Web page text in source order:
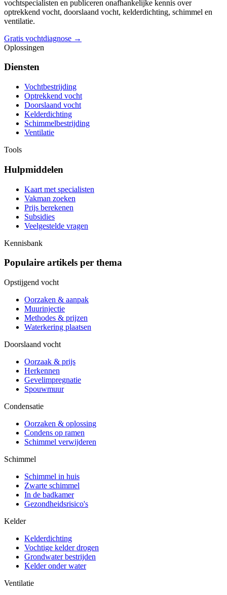
vochtspecialisten en publiceren onafhankelijke kennis over
optrekkend vocht, doorslaand vocht, kelderdichting, schimmel en
ventilatie.
Gratis vochtdiagnose →
Oplossingen
Diensten
Vochtbestrijding
Optrekkend vocht
Doorslaand vocht
Kelderdichting
Schimmelbestrijding
Ventilatie
Tools
Hulpmiddelen
Kaart met specialisten
Vakman zoeken
Prijs berekenen
Subsidies
Veelgestelde vragen
Kennisbank
Populaire artikels per thema
Opstijgend vocht
Oorzaken & aanpak
Muurinjectie
Methodes & prijzen
Waterkering plaatsen
Doorslaand vocht
Oorzaak & prijs
Herkennen
Gevelimpregnatie
Spouwmuur
Condensatie
Oorzaken & oplossing
Condens op ramen
Schimmel verwijderen
Schimmel
Schimmel in huis
Zwarte schimmel
In de badkamer
Gezondheidsrisico's
Kelder
Kelderdichting
Vochtige kelder drogen
Grondwater bestrijden
Kelder onder water
Ventilatie